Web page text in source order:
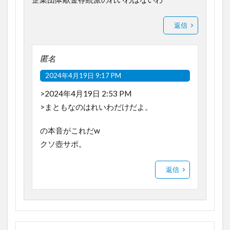
返信
匿名
2024年4月19日 9:17 PM
>2024年4月19日 2:53 PM
>まともなのはれいわだけだよ。
の本音がこれだw
クソ壺サポ。
返信